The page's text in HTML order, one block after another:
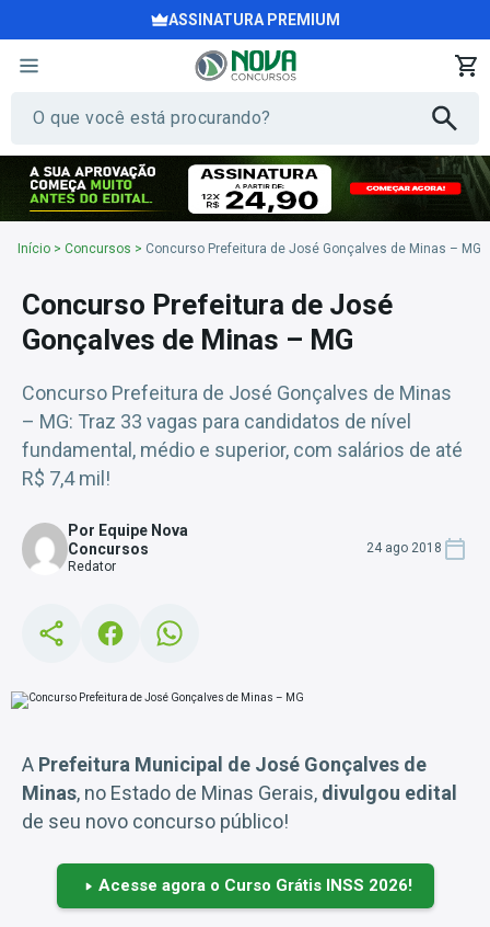
ASSINATURA PREMIUM
Início > Concursos > Concurso Prefeitura de José Gonçalves de Minas – MG
Concurso Prefeitura de José
Gonçalves de Minas – MG
Concurso Prefeitura de José Gonçalves de Minas
– MG: Traz 33 vagas para candidatos de nível
fundamental, médio e superior, com salários de até
R$ 7,4 mil!
Por Equipe Nova
Concursos
Redator
24 ago 2018
A Prefeitura Municipal de José Gonçalves de
Minas, no Estado de Minas Gerais, divulgou edital
de seu novo concurso público!
Acesse agora o Curso Grátis INSS 2026!